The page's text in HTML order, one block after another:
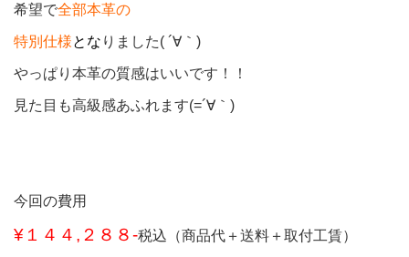
希望で全部本革の
特別仕様と な りました( ´∀｀)
やっぱり本革の質感はいいです！！
見た目も高級感あふれます(=´∀｀)
今回の費用
¥１４４,２８８-税込（商品代＋送料＋取付工賃）